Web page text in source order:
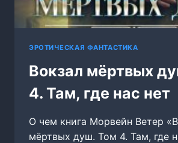
ЭРОТИЧЕСКАЯ ФАНТАСТИКА
Вокзал мёртвых
4. Там, где нас нет
О чем книга Морвейн Ветер
мёртвых душ. Том 4. Там, где